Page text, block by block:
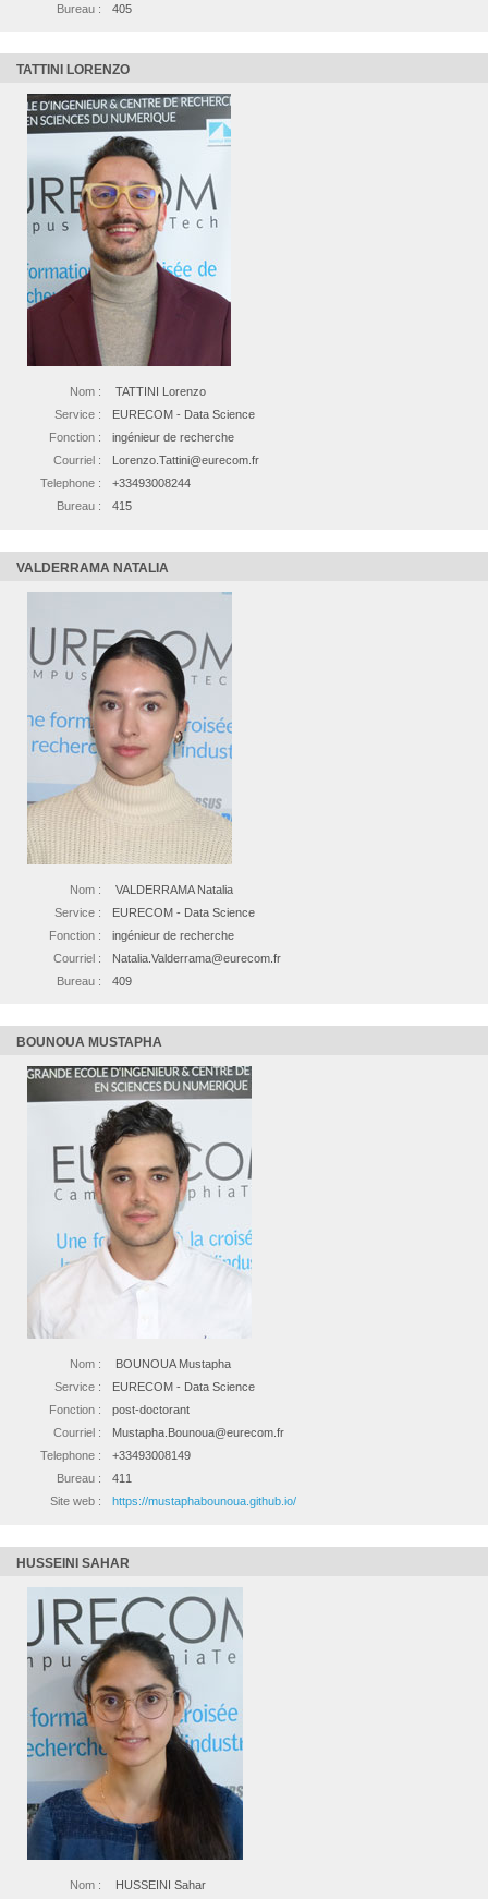
Bureau :
405
TATTINI LORENZO
Nom :
TATTINI Lorenzo
Service :
EURECOM - Data Science
Fonction :
ingénieur de recherche
Courriel :
Lorenzo.Tattini@eurecom.fr
Telephone :
+33493008244
Bureau :
415
VALDERRAMA NATALIA
Nom :
VALDERRAMA Natalia
Service :
EURECOM - Data Science
Fonction :
ingénieur de recherche
Courriel :
Natalia.Valderrama@eurecom.fr
Bureau :
409
BOUNOUA MUSTAPHA
Nom :
BOUNOUA Mustapha
Service :
EURECOM - Data Science
Fonction :
post-doctorant
Courriel :
Mustapha.Bounoua@eurecom.fr
Telephone :
+33493008149
Bureau :
411
Site web :
https://mustaphabounoua.github.io/
HUSSEINI SAHAR
Nom : HUSSEINI Sahar